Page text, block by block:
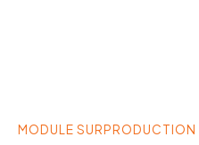
MODULE SURPRODUCTION